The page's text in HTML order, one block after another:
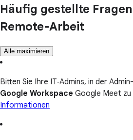
Häufig gestellte
Remote-Arbeit
Alle maximieren
Bitten Sie Ihre IT‑Admins, in der
Google Workspace Google Meet zu
Informationen